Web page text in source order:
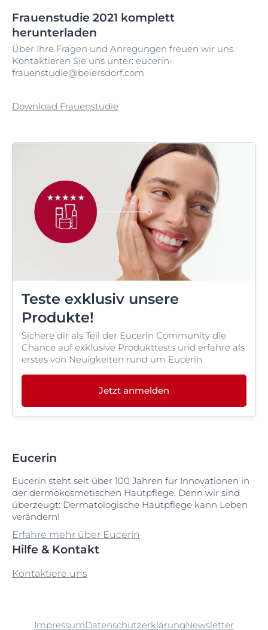
Frauenstudie 2021 komplett
herunterladen
Über Ihre Fragen und Anregungen freuen wir uns.
Kontaktieren Sie uns unter: eucerin-
frauenstudie@beiersdorf.com
Download Frauenstudie
Teste exklusiv unsere
Produkte!
Sichere dir als Teil der Eucerin Community die
Chance auf exklusive Produkttests und erfahre als
erstes von Neuigkeiten rund um Eucerin.
Jetzt anmelden
Eucerin
Eucerin steht seit über 100 Jahren für Innovationen in
der dermokosmetischen Hautpflege. Denn wir sind
überzeugt: Dermatologische Hautpflege kann Leben
verändern!
Erfahre mehr über Eucerin
Hilfe & Kontakt
Kontaktiere uns
ImpressumDatenschutzerklärungNewsletter